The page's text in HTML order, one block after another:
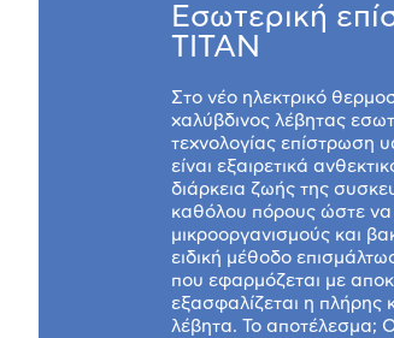
Εσωτερική
TITAN
Στο νέο ηλεκτρικό
χαλύβδινος λέβητας
τεχνολογίας επίστρωση
είναι εξαιρετικά
διάρκεια ζωής της
καθόλου πόρους ώστε να
μικροοργανισμούς και
ειδική μέθοδο
που εφαρμόζεται με
εξασφαλίζεται η πλήρης
λέβητα. Το αποτέλεσμα;